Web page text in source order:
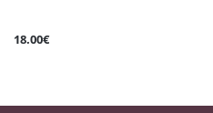
18.00€